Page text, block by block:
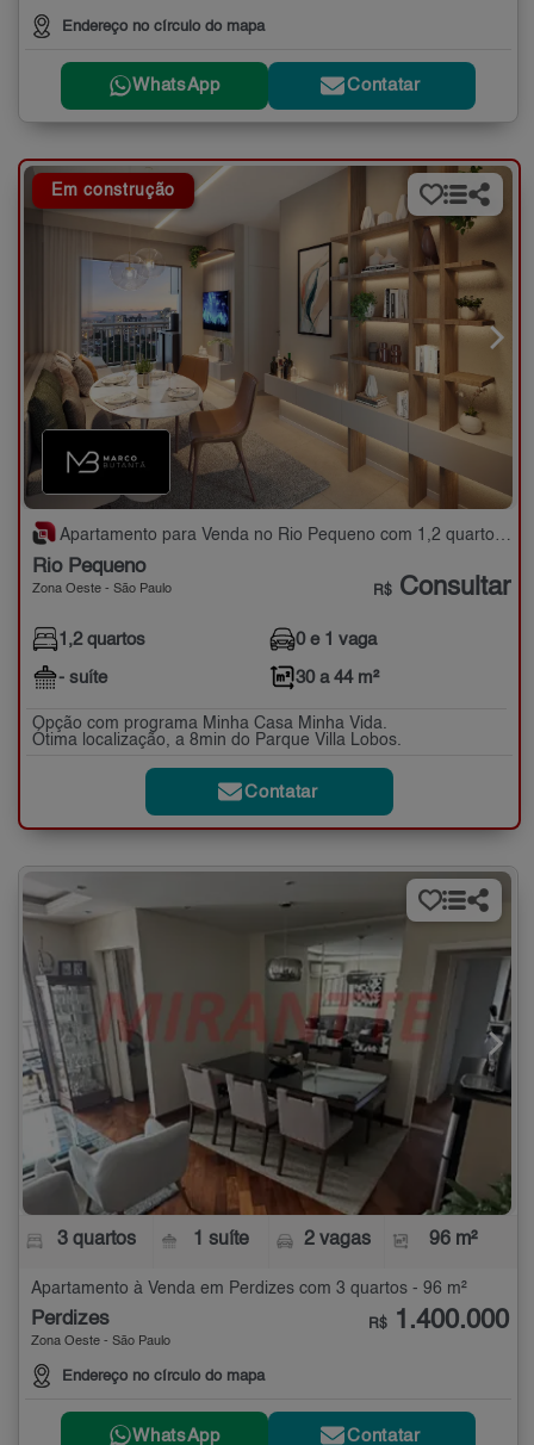
Endereço no círculo do mapa
WhatsApp Contatar
Em construção
Apartamento para Venda no Rio Pequeno com 1,2 quartos - 30 a 44 m²
Rio Pequeno
Zona Oeste - São Paulo R$ Consultar
1,2 quartos
- suíte
0 e 1 vaga
30 a 44 m²
Opção com programa Minha Casa Minha Vida.
Ótima localização, a 8min do Parque Villa Lobos.
Contatar
3 quartos 1 suíte 2 vagas 96 m²
Apartamento à Venda em Perdizes com 3 quartos - 96 m²
Perdizes
Zona Oeste - São Paulo
Endereço no círculo do mapa
R$ 1.400.000
WhatsApp Contatar